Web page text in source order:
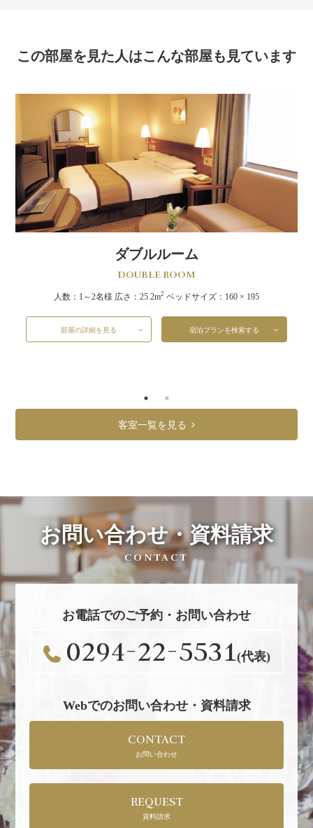
この部屋を見た人はこんな部屋も見ています
ダブルルーム
DOUBLE ROOM
人数：1～2名様 広さ：25.2m2 ベッドサイズ：160 × 195
部屋の詳細を見る 宿泊プランを検索する
客室一覧を見る
お問い合わせ・資料請求
CONTACT
お電話でのご予約・お問い合わせ
0294-22-5531(代表)
Webでのお問い合わせ・資料請求
CONTACT
お問い合わせ
REQUEST
資料請求